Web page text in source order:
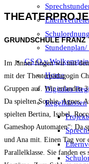
Schulordnung
GS O.v.Wolkenstein
Home
Digitales
Regelklassen
GRUNDSCHULE FRANZ
Im Jänner fingen wir mit
mit der Theaterpädagogin
Gruppen auf. Wir erfanden
Da spielten Sophie, Agnes,
spielten Bertina, Isabel,
Gameshop Automaten“: Da
und Ana mit. Einen Tag vor
Parallelklasse. Sie fanden